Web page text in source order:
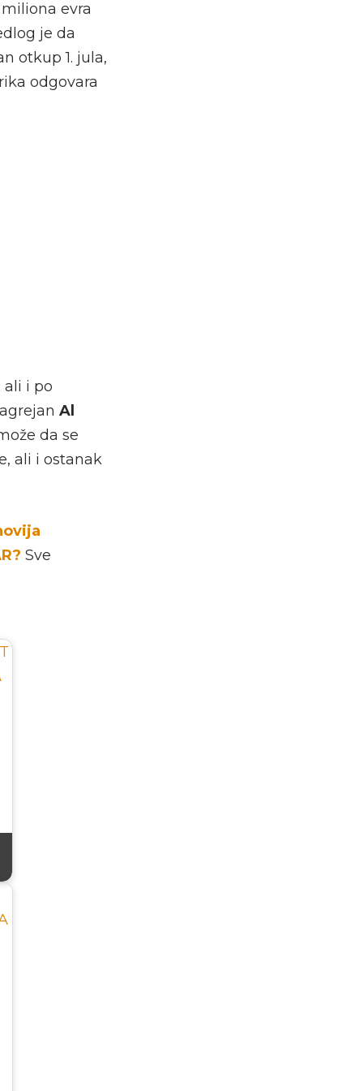
evra
je da
otkup 1. jula,
odgovara
ali i po
Al
da se
ali i ostanak
Sve